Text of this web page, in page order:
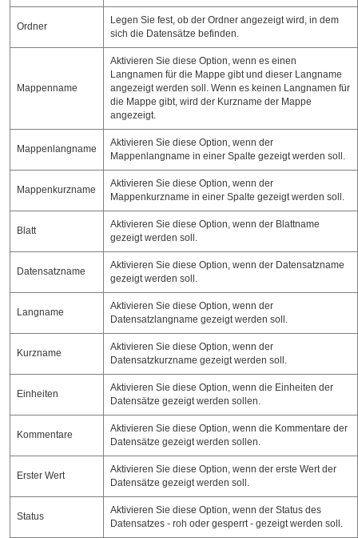
Ordner
Legen Sie fest, ob der Ordner angezeigt wird, in dem
sich die Datensätze befinden.
Mappenname
Aktivieren Sie diese Option, wenn es einen
Langnamen für die Mappe gibt und dieser Langname
angezeigt werden soll. Wenn es keinen Langnamen für
die Mappe gibt, wird der Kurzname der Mappe
angezeigt.
Mappenlangname
Aktivieren Sie diese Option, wenn der
Mappenlangname in einer Spalte gezeigt werden soll.
Mappenkurzname
Aktivieren Sie diese Option, wenn der
Mappenkurzname in einer Spalte gezeigt werden soll.
Blatt
Aktivieren Sie diese Option, wenn der Blattname
gezeigt werden soll.
Datensatzname
Aktivieren Sie diese Option, wenn der Datensatzname
gezeigt werden soll.
Langname
Aktivieren Sie diese Option, wenn der
Datensatzlangname gezeigt werden soll.
Kurzname
Aktivieren Sie diese Option, wenn der
Datensatzkurzname gezeigt werden soll.
Einheiten
Aktivieren Sie diese Option, wenn die Einheiten der
Datensätze gezeigt werden sollen.
Kommentare
Aktivieren Sie diese Option, wenn die Kommentare der
Datensätze gezeigt werden sollen.
Erster Wert
Aktivieren Sie diese Option, wenn der erste Wert der
Datensätze gezeigt werden soll.
Status
Aktivieren Sie diese Option, wenn der Status des
Datensatzes - roh oder gesperrt - gezeigt werden soll.